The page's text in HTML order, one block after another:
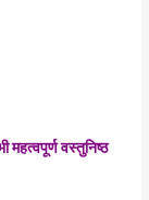
वस्तुनिष्ठ